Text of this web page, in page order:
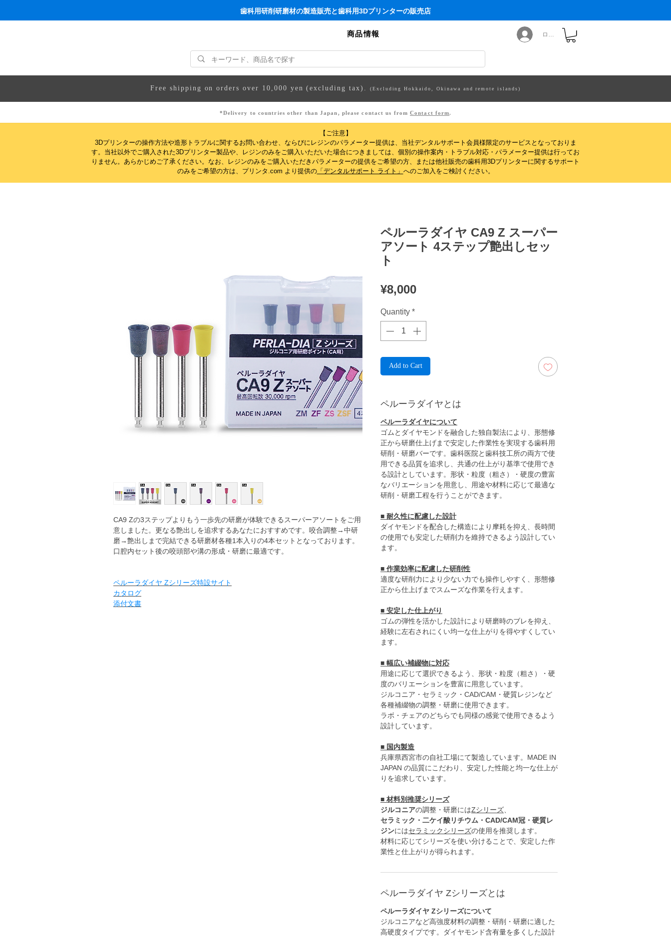
商品情報 ログイン
歯科用研削研磨材の製造販売と歯科用3Dプリンターの販売店
Free shipping on orders over 10,000 yen (excluding tax). (Excluding Hokkaido, Okinawa and remote islands)
*Delivery to countries other than Japan, please contact us fromContact form.
【ご注意】
3Dプリンターの操作方法や造形トラブルに関するお問い合わせ、ならびにレジンのパラメーター提供は、当社デンタルサポート会員様限定のサービスとなっておりま
す。当社以外でご購入された3Dプリンター製品や、レジンのみをご購入いただいた場合につきましては、個別の操作案内・トラブル対応・パラメーター提供は行ってお
りません。 あらかじめご了承ください。なお、レジンのみをご購入いただきパラメーターの提供をご希望の方、または他社販売の歯科用3Dプリンターに関するサポート
のみをご希望の方は、プリンタ.com より提供の「デンタルサポート ライト」 へのご加入をご検討ください。
CA9 Zの3ステップよりもう一歩先の研磨が体験できるスーパーアソートをご用
意しました。更なる艶出しを追求するあなたにおすすめです。咬合調整→中研
磨→艶出しまで完結できる研磨材各種1本入りの4本セットとなっております。
口腔内セット後の咬頭部や溝の形成・研磨に最適です。
ペルーラダイヤ Zシリーズ特設サイト
カタログ
添付文書
ペルーラダイヤ CA9 Z スーパー
アソート 4ステップ艶出しセッ
ト
¥8,000Price
Quantity *
Add to Cart
ペルーラダイヤとは
ペルーラダイヤについて
ゴムとダイヤモンドを融合した独自製法により、形態修
正から研磨仕上げまで安定した作業性を実現する歯科用
研削・研磨バーです。歯科医院と歯科技工所の両方で使
用できる品質を追求し、共通の仕上がり基準で使用でき
る設計としています。形状・粒度（粗さ）・硬度の豊富
なバリエーションを用意し、用途や材料に応じて最適な
研削・研磨工程を行うことができます。
■ 耐久性に配慮した設計
ダイヤモンドを配合した構造により摩耗を抑え、長時間
の使用でも安定した研削力を維持できるよう設計してい
ます。
■ 作業効率に配慮した研削性
適度な研削力により少ない力でも操作しやすく、形態修
正から仕上げまでスムーズな作業を行えます。
■ 安定した仕上がり
ゴムの弾性を活かした設計により研磨時のブレを抑え、
経験に左右されにくい均一な仕上がりを得やすくしてい
ます。
■ 幅広い補綴物に対応
用途に応じて選択できるよう、形状・粒度（粗さ）・硬
度のバリエーションを豊富に用意しています。
ジルコニア・セラミック・CAD/CAM・硬質レジンなど
各種補綴物の調整・研磨に使用できます。
ラボ・チェアのどちらでも同様の感覚で使用できるよう
設計しています。
■ 国内製造
兵庫県西宮市の自社工場にて製造しています。MADE IN
JAPAN の品質にこだわり、安定した性能と均一な仕上が
りを追求しています。
■ 材料別推奨シリーズ
ジルコニアの調整・研磨にはZシリーズ、
セラミック・二ケイ酸リチウム・CAD/CAM冠・硬質レ
ジンにはセラミックシリーズの使用を推奨します。
材料に応じてシリーズを使い分けることで、安定した作
業性と仕上がりが得られます。
ペルーラダイヤ Zシリーズとは
ペルーラダイヤ Zシリーズについて
ジルコニアなど高強度材料の調整・研削・研磨に適した
高硬度タイプです。ダイヤモンド含有量を多くした設計